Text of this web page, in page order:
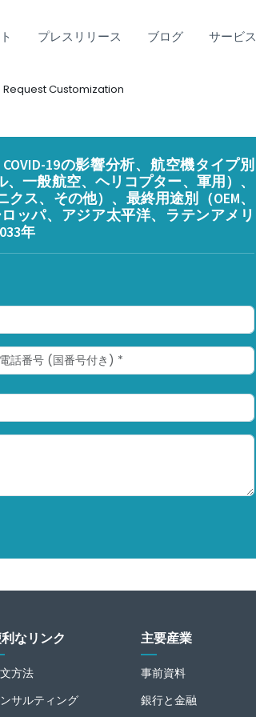
プレスリリース ブログ サービス
Request Customization
19の影響分析、航空機タイプ別
一般航空、ヘリコプター、軍用）、
ス、その他）、最終用途別（OEM、
ッパ、アジア太平洋、ラテンアメリ
年
なリンク
方法
サルティング
主要産業
事前資料
銀行と金融